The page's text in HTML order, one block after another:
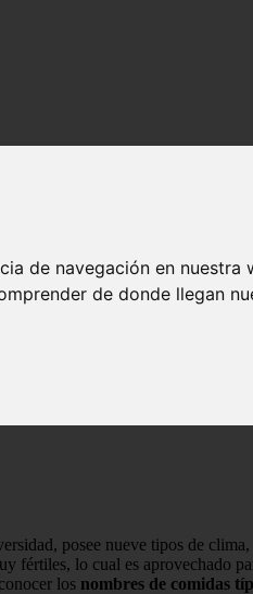
de navegación en
de donde llegan
posee nueve tipos de
fértiles, lo cual es aprovechado
los nombres de comidas